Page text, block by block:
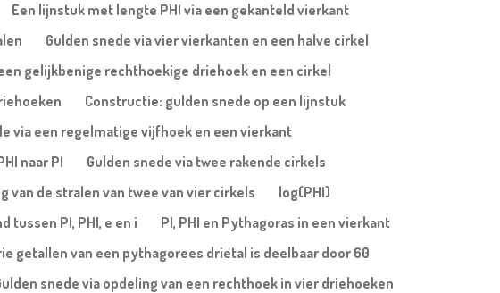
Een lijnstuk met lengte PHI via een gekanteld vierkant
Gulden snede via vier vierkanten en een halve cirkel
gelijkbenige rechthoekige driehoek en een cirkel
Constructie: gulden snede op een lijnstuk
via een regelmatige vijfhoek en een vierkant
naar PI
Gulden snede via twee rakende cirkels
van de stralen van twee van vier cirkels
log(PHI)
tussen PI, PHI, e en i
PI, PHI en Pythagoras in een vierkant
getallen van een pythagorees drietal is deelbaar door 60
snede via opdeling van een rechthoek in vier driehoeken